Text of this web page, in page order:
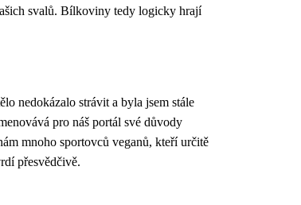
svalů. Bílkoviny tedy logicky hrají
nedokázalo strávit a byla jsem stále
pro náš portál své důvody
mnoho sportovců veganů, kteří určitě
přesvědčivě.